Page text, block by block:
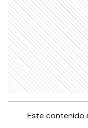
Este contenido